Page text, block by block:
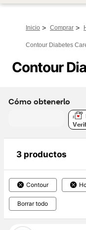
Inicio > Comprar >
Contour Diabetes
Contour
Cómo obtenerlo
3 productos
Contour
Borrar todo